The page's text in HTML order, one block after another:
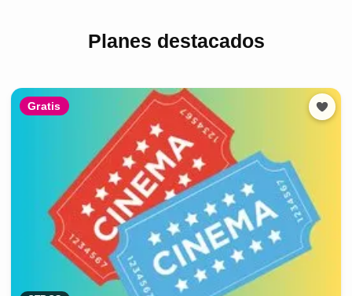
Planes destacados
Gratis